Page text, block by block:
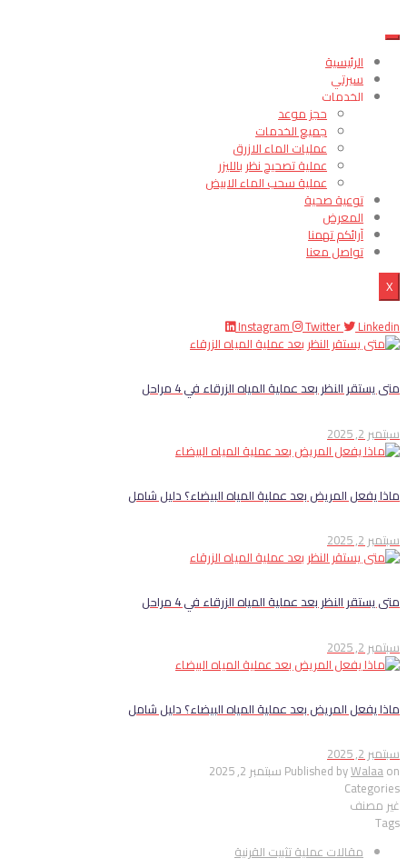
الرئيسية
سيرتي
الخدمات
حجز موعد
جميع الخدمات
عمليات الماء الازرق
عملية تصحيح نظر بالليزر
عملية سحب الماء الابيض
توعية صحية
المعرض
آرائكم تهمنا
تواصل معنا
X
Instagram Twitter Linkedin
متى يستقر النظر بعد عملية المياه الزرقاء في 4 مراحل
سبتمبر 2, 2025
ماذا يفعل المريض بعد عملية المياه البيضاء؟ دليل شامل
سبتمبر 2, 2025
متى يستقر النظر بعد عملية المياه الزرقاء في 4 مراحل
سبتمبر 2, 2025
ماذا يفعل المريض بعد عملية المياه البيضاء؟ دليل شامل
سبتمبر 2, 2025
Published byWalaaon سبتمبر 2, 2025
Categories
غير مصنف
Tags
مقالات عملية تثبيت القرنية